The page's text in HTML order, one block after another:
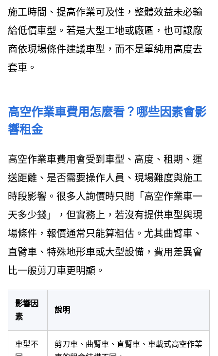
施工時間、提高作業可及性，整體效益未必輸
給低價車型。若是大型工地或廠區，也可讓廠
商依現場條件建議車型，而不是單純用高度去
套車。
高空作業車費用怎麼看？哪些因素會影
響租金
高空作業車費用會受到車型、高度、租期、運
送距離、是否需要操作人員、現場難度與施工
時段影響。很多人詢價時只問「高空作業車一
天多少錢」，但實務上，若沒有提供車型與現
場條件，報價通常只能算粗估。尤其曲臂車、
直臂車、特殊地形車或大型設備，費用差異會
比一般剪刀車更明顯。
影響因
素
說明
車型不
剪刀車、曲臂車、直臂車、車載式高空作業